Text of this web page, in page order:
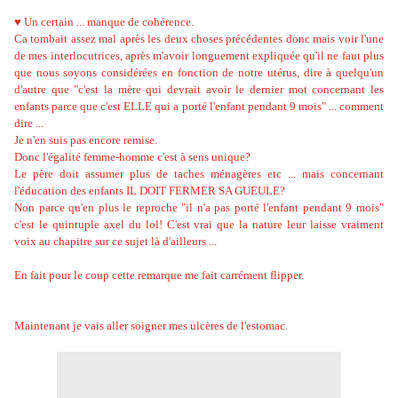
♥ Un certain ... manque de cohérence.
Ca tombait assez mal après les deux choses précédentes donc mais voir l'une
de mes interlocutrices, après m'avoir longuement expliquée qu'il ne faut plus
que nous soyons considérées en fonction de notre utérus, dire à quelqu'un
d'autre que "c'est la mère qui devrait avoir le dernier mot concernant les
enfants parce que c'est ELLE qui a porté l'enfant pendant 9 mois" ... comment
dire ...
Je n'en suis pas encore remise.
Donc l'égalité femme-homme c'est à sens unique?
Le père doit assumer plus de taches ménagères etc ... mais concernant
l'éducation des enfants IL DOIT FERMER SA GUEULE?
Non parce qu'en plus le reproche "il n'a pas porté l'enfant pendant 9 mois"
c'est le quintuple axel du lol! C'est vrai que la nature leur laisse vraiment
voix au chapitre sur ce sujet là d'ailleurs ...
En fait pour le coup cette remarque me fait carrément flipper.
Maintenant je vais aller soigner mes ulcères de l'estomac.